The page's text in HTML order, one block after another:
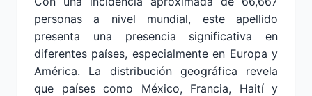
personas a nivel mundial, este apellido
presenta una presencia significativa en
diferentes países, especialmente en Europa y
América. La distribución geográfica revela
que países como México, Francia, Haití y